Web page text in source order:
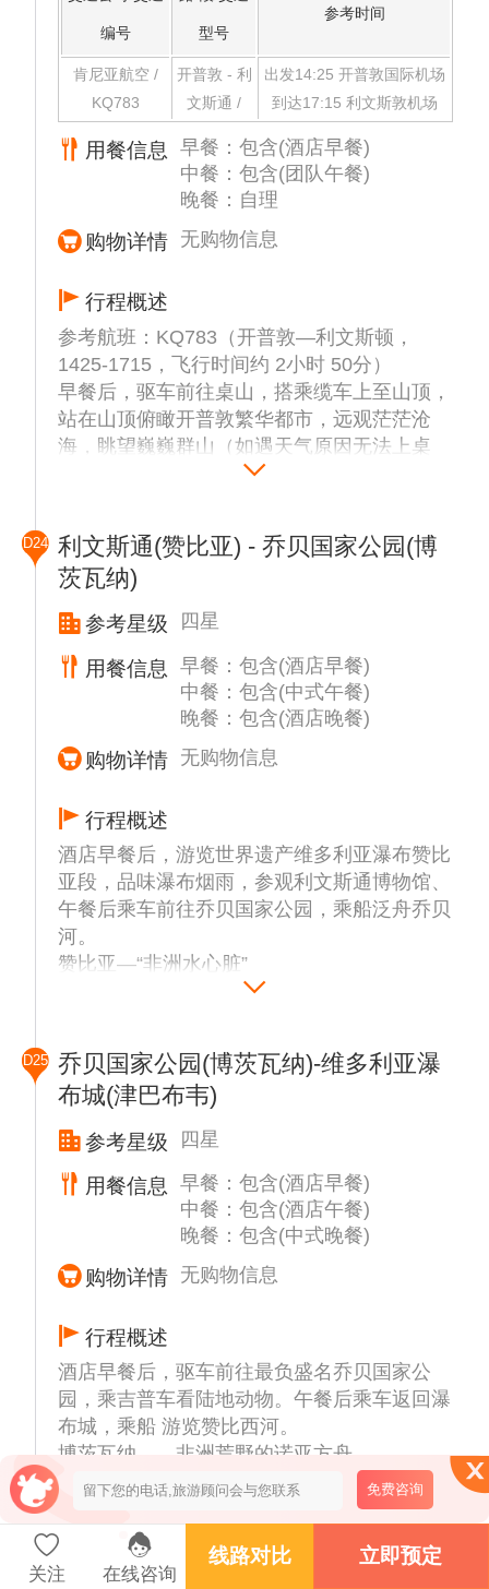
的水平线，水天一色，烟波浩渺，令人心旷神
怡，大有不枉此行之叹。
【企鹅生态保护区】（约30分钟）游览，观赏
成群活泼又逗趣的企鹅。
【西蒙小镇下午茶】（约30分钟）西门小镇也
是非洲大陆上最南端的居民地方，每一座房子
都会有一个历史来历，也是南非的海军军事基
地所在地。特别安排西蒙小镇西式下午茶，在
这个优美的海边小镇享受惬意的午后时光，别
奏较慢，且西式下午茶均为现做，请耐心等
待！）。晚餐后入住酒店休息。
编号 型号
参考时间
肯尼亚航空 /
KQ783
开普敦 - 利
文斯通 /
出发14:25 开普敦国际机场
到达17:15 利文斯敦机场
用餐信息
早餐：包含(酒店早餐)
中餐：包含(团队午餐)
晚餐：自理
购物详情 无购物信息
行程概述
参考航班：KQ783（开普敦—利文斯顿，
1425-1715，飞行时间约 2小时 50分）
早餐后，驱车前往桌山，搭乘缆车上至山顶，
站在山顶俯瞰开普敦繁华都市，远观茫茫沧
海，眺望巍巍群山（如遇天气原因无法上桌
山，则改成信号山）。
非之美”的宣传路标。桌山被誉为“上帝的餐
桌”，是世界新7大自然景观之一，海拔1082
米，因山顶平整如桌而得名，可俯瞰开普敦市
和桌湾。站在桌山上可以俯瞰整个开普敦市全
景，海湾美景尽收眼底。由此往西望，是一望
无际的大西洋。南望可以看到好望角。往东北
则是绵延起伏、漫无尽头的非洲大陆。
游览结束前往机场，搭乘国际航班飞往赞比亚
利文斯通，抵达后入住酒店休息。
D24
利文斯通(赞比亚) - 乔贝国家公园(博
茨瓦纳)
参考星级 四星
用餐信息
早餐：包含(酒店早餐)
中餐：包含(中式午餐)
晚餐：包含(酒店晚餐)
购物详情 无购物信息
行程概述
酒店早餐后，游览世界遗产维多利亚瀑布赞比
亚段，品味瀑布烟雨，参观利文斯通博物馆、
午餐后乘车前往乔贝国家公园，乘船泛舟乔贝
河。
赞比亚—“非洲水心脏”
【维多利亚瀑布赞比亚段】(约1小时）又称莫
瀑布、南美洲的伊瓜苏瀑布并列为世界三大瀑
布。瀑布区绵延 97 公里，宽 1700 多米，最
高处 108 米，是世界上最大的瀑布。主瀑布
被河间岩岛分割成数股，浪花溅起达 300
米，远自 65 公里之外便可见到。
【利文斯通博物馆】(约40分钟）赞比亚历史
最悠久，规模最大的博物馆，了解利文斯通镇
和维多利亚瀑布被发现的历史。
【乔贝河乘船泛舟】(约2小时）乘船泛舟于风
和动物如河马，鳄鱼种类繁多的鸟类等。
D25
乔贝国家公园(博茨瓦纳)-维多利亚瀑
布城(津巴布韦)
参考星级 四星
用餐信息
早餐：包含(酒店早餐)
中餐：包含(酒店午餐)
晚餐：包含(中式晚餐)
购物详情 无购物信息
行程概述
酒店早餐后，驱车前往最负盛名乔贝国家公
园，乘吉普车看陆地动物。午餐后乘车返回瀑
布城，乘船 游览赞比西河。
博茨瓦纳——非洲荒野的诺亚方舟
【乔贝国家公园】(约2小时）博茨瓦纳的“大
象王国”，象群为世界之最。在非洲最后原始
荒野中，乔贝以三幕心跳征服旅人：乘船穿越
乔贝河，看象群像移动的山丘挤满河岸，小象
D26 维多利亚瀑布城（津巴布韦）
关注 在线咨询
线路对比 立即预定
免费咨询